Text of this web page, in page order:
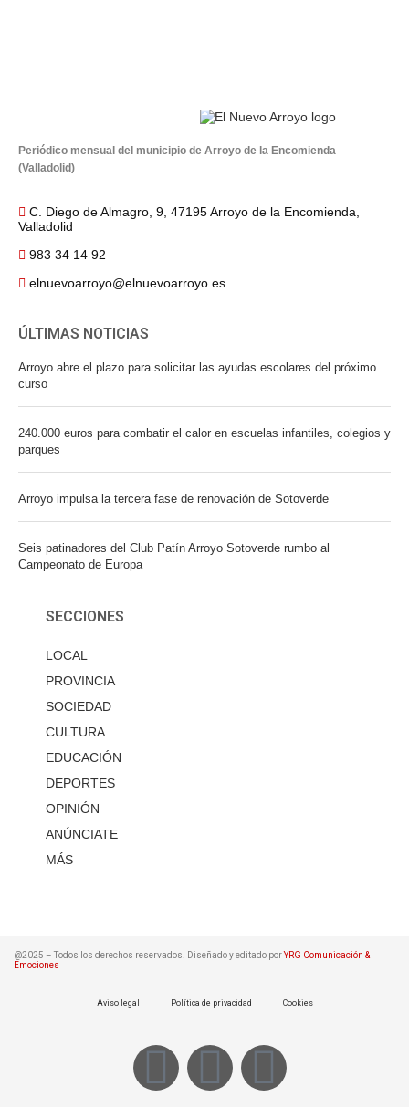
Periódico mensual del municipio de Arroyo de la Encomienda
(Valladolid)
C. Diego de Almagro, 9, 47195 Arroyo de la Encomienda,
Valladolid
983 34 14 92
elnuevoarroyo@elnuevoarroyo.es
ÚLTIMAS NOTICIAS
Arroyo abre el plazo para solicitar las ayudas escolares del próximo
curso
240.000 euros para combatir el calor en escuelas infantiles, colegios y
parques
Arroyo impulsa la tercera fase de renovación de Sotoverde
Seis patinadores del Club Patín Arroyo Sotoverde rumbo al
Campeonato de Europa
SECCIONES
LOCAL
PROVINCIA
SOCIEDAD
CULTURA
EDUCACIÓN
DEPORTES
OPINIÓN
ANÚNCIATE
MÁS
@2025 – Todos los derechos reservados. Diseñado y editado porYRG Comunicación &
Emociones
Aviso legal Política de privacidad Cookies